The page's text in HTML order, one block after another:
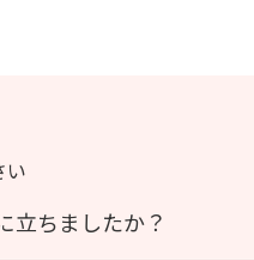
い
立ちましたか？